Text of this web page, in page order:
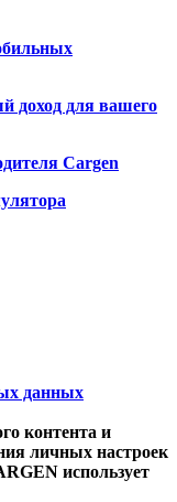
доход для вашего
Cargen
данных
контента и
личных настроек
использует